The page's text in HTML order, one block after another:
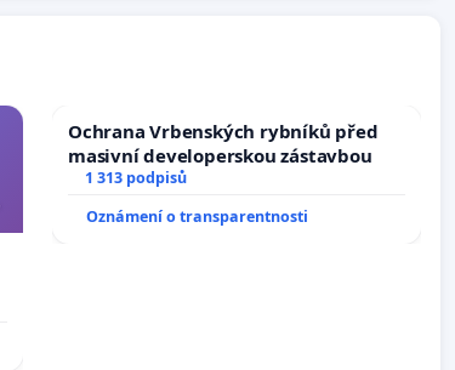
Ochrana Vrbenských rybníků před
masivní developerskou zástavbou
1 313 podpisů
Oznámení o transparentnosti